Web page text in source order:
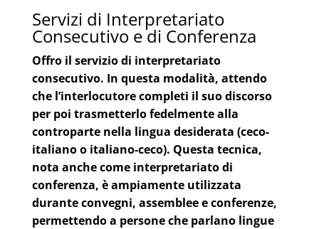
Servizi di Interpretariato
Consecutivo e di Conferenza
Offro il servizio di interpretariato
consecutivo. In questa modalità, attendo
che l’interlocutore completi il suo discorso
per poi trasmetterlo fedelmente alla
controparte nella lingua desiderata (ceco-
italiano o italiano-ceco). Questa tecnica,
nota anche come interpretariato di
conferenza, è ampiamente utilizzata
durante convegni, assemblee e conferenze,
permettendo a persone che parlano lingue